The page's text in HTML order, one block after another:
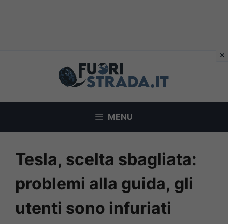
MENU
Tesla, scelta sbagliata:
problemi alla guida, gli
utenti sono infuriati